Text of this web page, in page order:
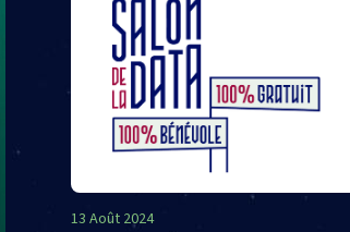
13 Août 2024